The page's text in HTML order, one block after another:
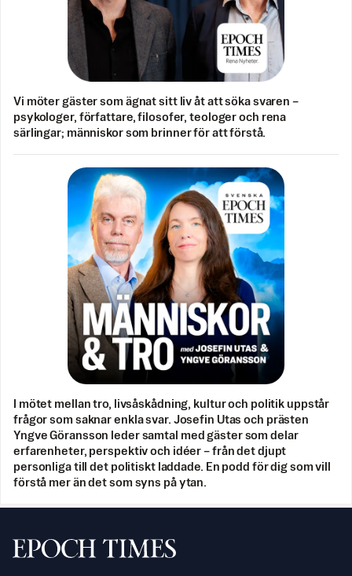
Vi möter gäster som ägnat sitt liv åt att söka svaren –
psykologer, författare, filosofer, teologer och rena
särlingar; människor som brinner för att förstå.
I mötet mellan tro, livsåskådning, kultur och politik uppstår
frågor som saknar enkla svar. Josefin Utas och prästen
Yngve Göransson leder samtal med gäster som delar
erfarenheter, perspektiv och idéer – från det djupt
personliga till det politiskt laddade. En podd för dig som vill
förstå mer än det som syns på ytan.
Svenska Epoch Times